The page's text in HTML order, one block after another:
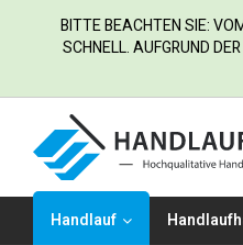
BITTE BEACHTEN SIE:
SCHNELL. AUFGRUND
Handlauf